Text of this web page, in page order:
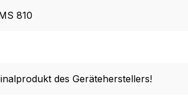
810
des Geräteherstellers!